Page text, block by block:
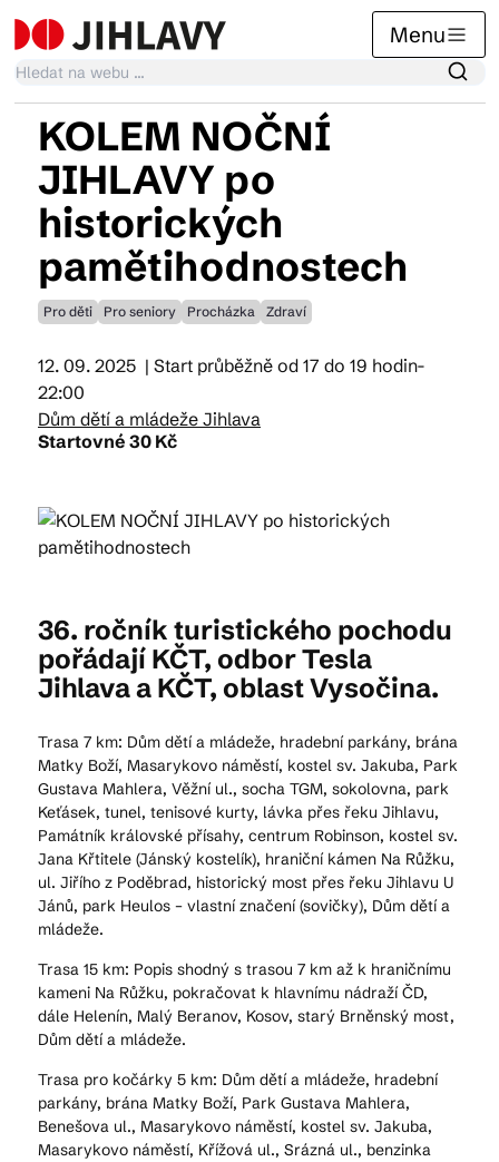
Menu
Kalendář akcí
Tradiční akce
Články
Suvenýry
CS EN DE
© 2026 Brána Jihlavy
KOLEM NOČNÍ
JIHLAVY po
historických
pamětihodnostech
Pro děti Pro seniory Procházka Zdraví
12. 09. 2025 | Start průběžně od 17 do 19 hodin-
22:00
Dům dětí a mládeže Jihlava
Startovné 30 Kč
36. ročník turistického pochodu
pořádají KČT, odbor Tesla
Jihlava a KČT, oblast Vysočina.
Trasa 7 km: Dům dětí a mládeže, hradební parkány, brána
Matky Boží, Masarykovo náměstí, kostel sv. Jakuba, Park
Gustava Mahlera, Věžní ul., socha TGM, sokolovna, park
Keťásek, tunel, tenisové kurty, lávka přes řeku Jihlavu,
Památník královské přísahy, centrum Robinson, kostel sv.
Jana Křtitele (Jánský kostelík), hraniční kámen Na Růžku,
ul. Jiřího z Poděbrad, historický most přes řeku Jihlavu U
Jánů, park Heulos – vlastní značení (sovičky), Dům dětí a
mládeže.
Trasa 15 km: Popis shodný s trasou 7 km až k hraničnímu
kameni Na Růžku, pokračovat k hlavnímu nádraží ČD,
dále Helenín, Malý Beranov, Kosov, starý Brněnský most,
Dům dětí a mládeže.
Trasa pro kočárky 5 km: Dům dětí a mládeže, hradební
parkány, brána Matky Boží, Park Gustava Mahlera,
Benešova ul., Masarykovo náměstí, kostel sv. Jakuba,
Masarykovo náměstí, Křížová ul., Srázná ul., benzinka